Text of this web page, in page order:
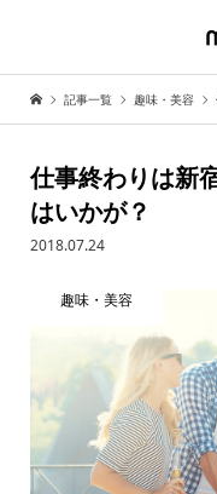
記事一覧 趣味・美容
仕事終わりは新
はいかが？
2018.07.24
趣味・美容